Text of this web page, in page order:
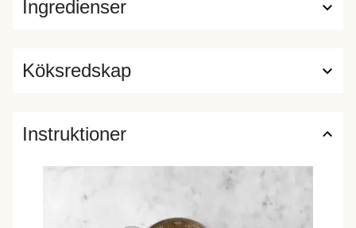
Ingredienser
Köksredskap
Instruktioner